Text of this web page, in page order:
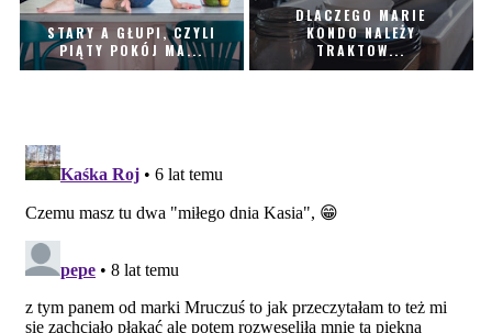
STARY A GŁUPI, CZYLI
PIĄTY POKÓJ MA...
DLACZEGO MARIE
KONDO NALEŻY
TRAKTOW...